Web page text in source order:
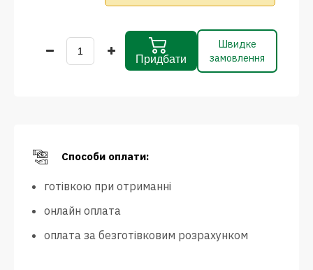
Придбати
Швидке
замовлення
Способи оплати:
готівкою при отриманні
онлайн оплата
оплата за безготівковим розрахунком